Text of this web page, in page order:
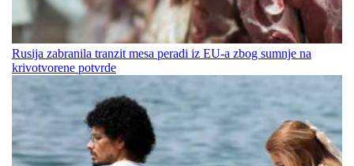
Rusija zabranila tranzit mesa peradi iz EU-a zbog sumnje na
krivotvorene potvrde